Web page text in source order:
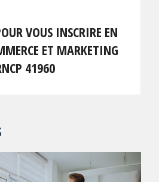
VOUS INSCRIRE EN
ET MARKETING
41960